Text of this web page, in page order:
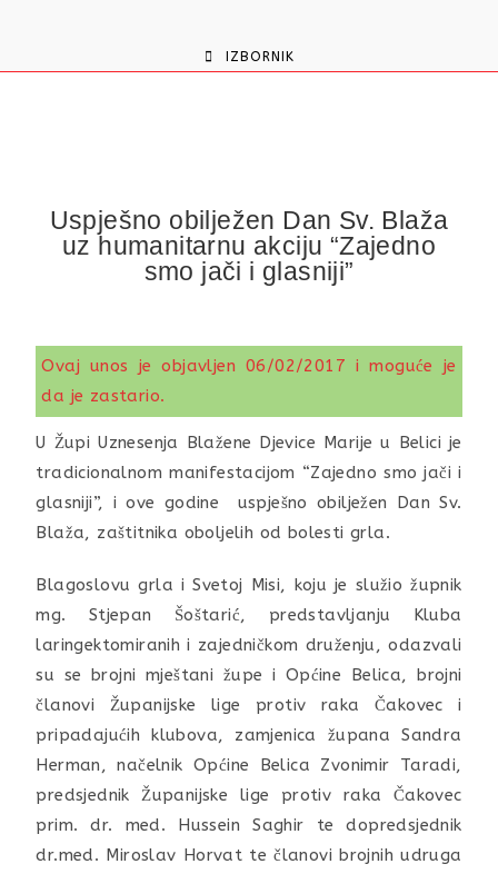
IZBORNIK
Uspješno obilježen Dan Sv. Blaža
uz humanitarnu akciju “Zajedno
smo jači i glasniji”
Ovaj unos je objavljen 06/02/2017 i moguće je
da je zastario.
U Župi Uznesenja Blažene Djevice Marije u Belici je
tradicionalnom manifestacijom “Zajedno smo jači i
glasniji”, i ove godine uspješno obilježen Dan Sv.
Blaža, zaštitnika oboljelih od bolesti grla.
Blagoslovu grla i Svetoj Misi, koju je služio župnik
mg. Stjepan Šoštarić, predstavljanju Kluba
laringektomiranih i zajedničkom druženju, odazvali
su se brojni mještani župe i Općine Belica, brojni
članovi Županijske lige protiv raka Čakovec i
pripadajućih klubova, zamjenica župana Sandra
Herman, načelnik Općine Belica Zvonimir Taradi,
predsjednik Županijske lige protiv raka Čakovec
prim. dr. med. Hussein Saghir te dopredsjednik
dr.med. Miroslav Horvat te članovi brojnih udruga